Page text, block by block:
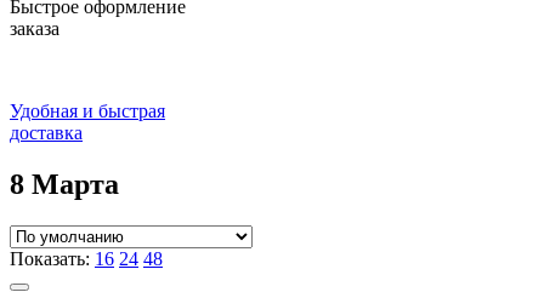
Быстрое оформление
заказа
Удобная и быстрая
доставка
8 Марта
Показать: 16 24 48